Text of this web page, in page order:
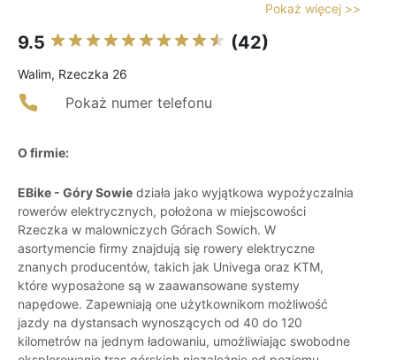
Pokaż więcej >>
9.5 (42)
Walim, Rzeczka 26
Pokaż numer telefonu
O firmie:
EBike - Góry Sowie działa jako wyjątkowa wypożyczalnia
rowerów elektrycznych, położona w miejscowości
Rzeczka w malowniczych Górach Sowich. W
asortymencie firmy znajdują się rowery elektryczne
znanych producentów, takich jak Univega oraz KTM,
które wyposażone są w zaawansowane systemy
napędowe. Zapewniają one użytkownikom możliwość
jazdy na dystansach wynoszących od 40 do 120
kilometrów na jednym ładowaniu, umożliwiając swobodne